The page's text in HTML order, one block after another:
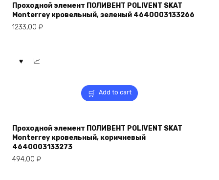
Проходной элемент ПОЛИВЕНТ POLIVENT SKAT
Monterrey кровельный, зеленый 4640003133266
1233,00 ₽
Add to cart
Проходной элемент ПОЛИВЕНТ POLIVENT SKAT
Monterrey кровельный, коричневый
4640003133273
494,00 ₽